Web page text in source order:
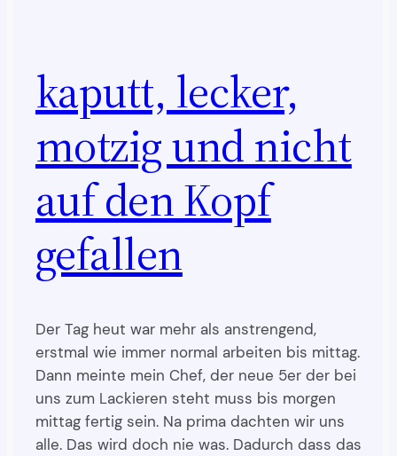
kaputt, lecker,
motzig und nicht
auf den Kopf
gefallen
Der Tag heut war mehr als anstrengend,
erstmal wie immer normal arbeiten bis mittag.
Dann meinte mein Chef, der neue 5er der bei
uns zum Lackieren steht muss bis morgen
mittag fertig sein. Na prima dachten wir uns
alle. Das wird doch nie was. Dadurch dass das